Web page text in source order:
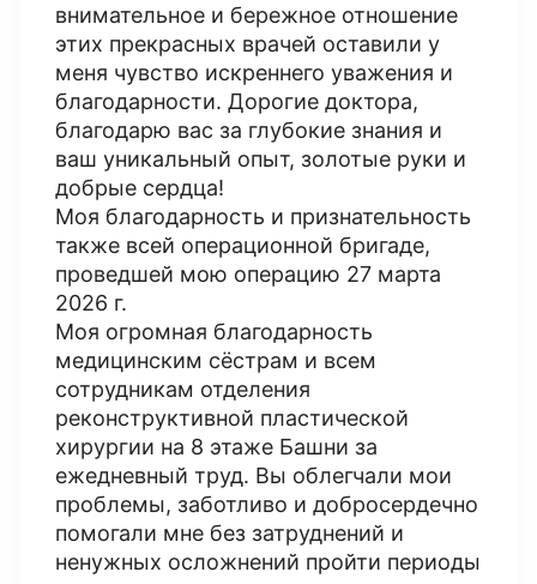
внимательное и бережное отношение
этих прекрасных врачей оставили у
меня чувство искреннего уважения и
благодарности. Дорогие доктора,
благодарю вас за глубокие знания и
ваш уникальный опыт, золотые руки и
добрые сердца!
Моя благодарность и признательность
также всей операционной бригаде,
проведшей мою операцию 27 марта
2026 г.
Моя огромная благодарность
медицинским сёстрам и всем
сотрудникам отделения
реконструктивной пластической
хирургии на 8 этаже Башни за
ежедневный труд. Вы облегчали мои
проблемы, заботливо и добросердечно
помогали мне без затруднений и
ненужных осложнений пройти периоды